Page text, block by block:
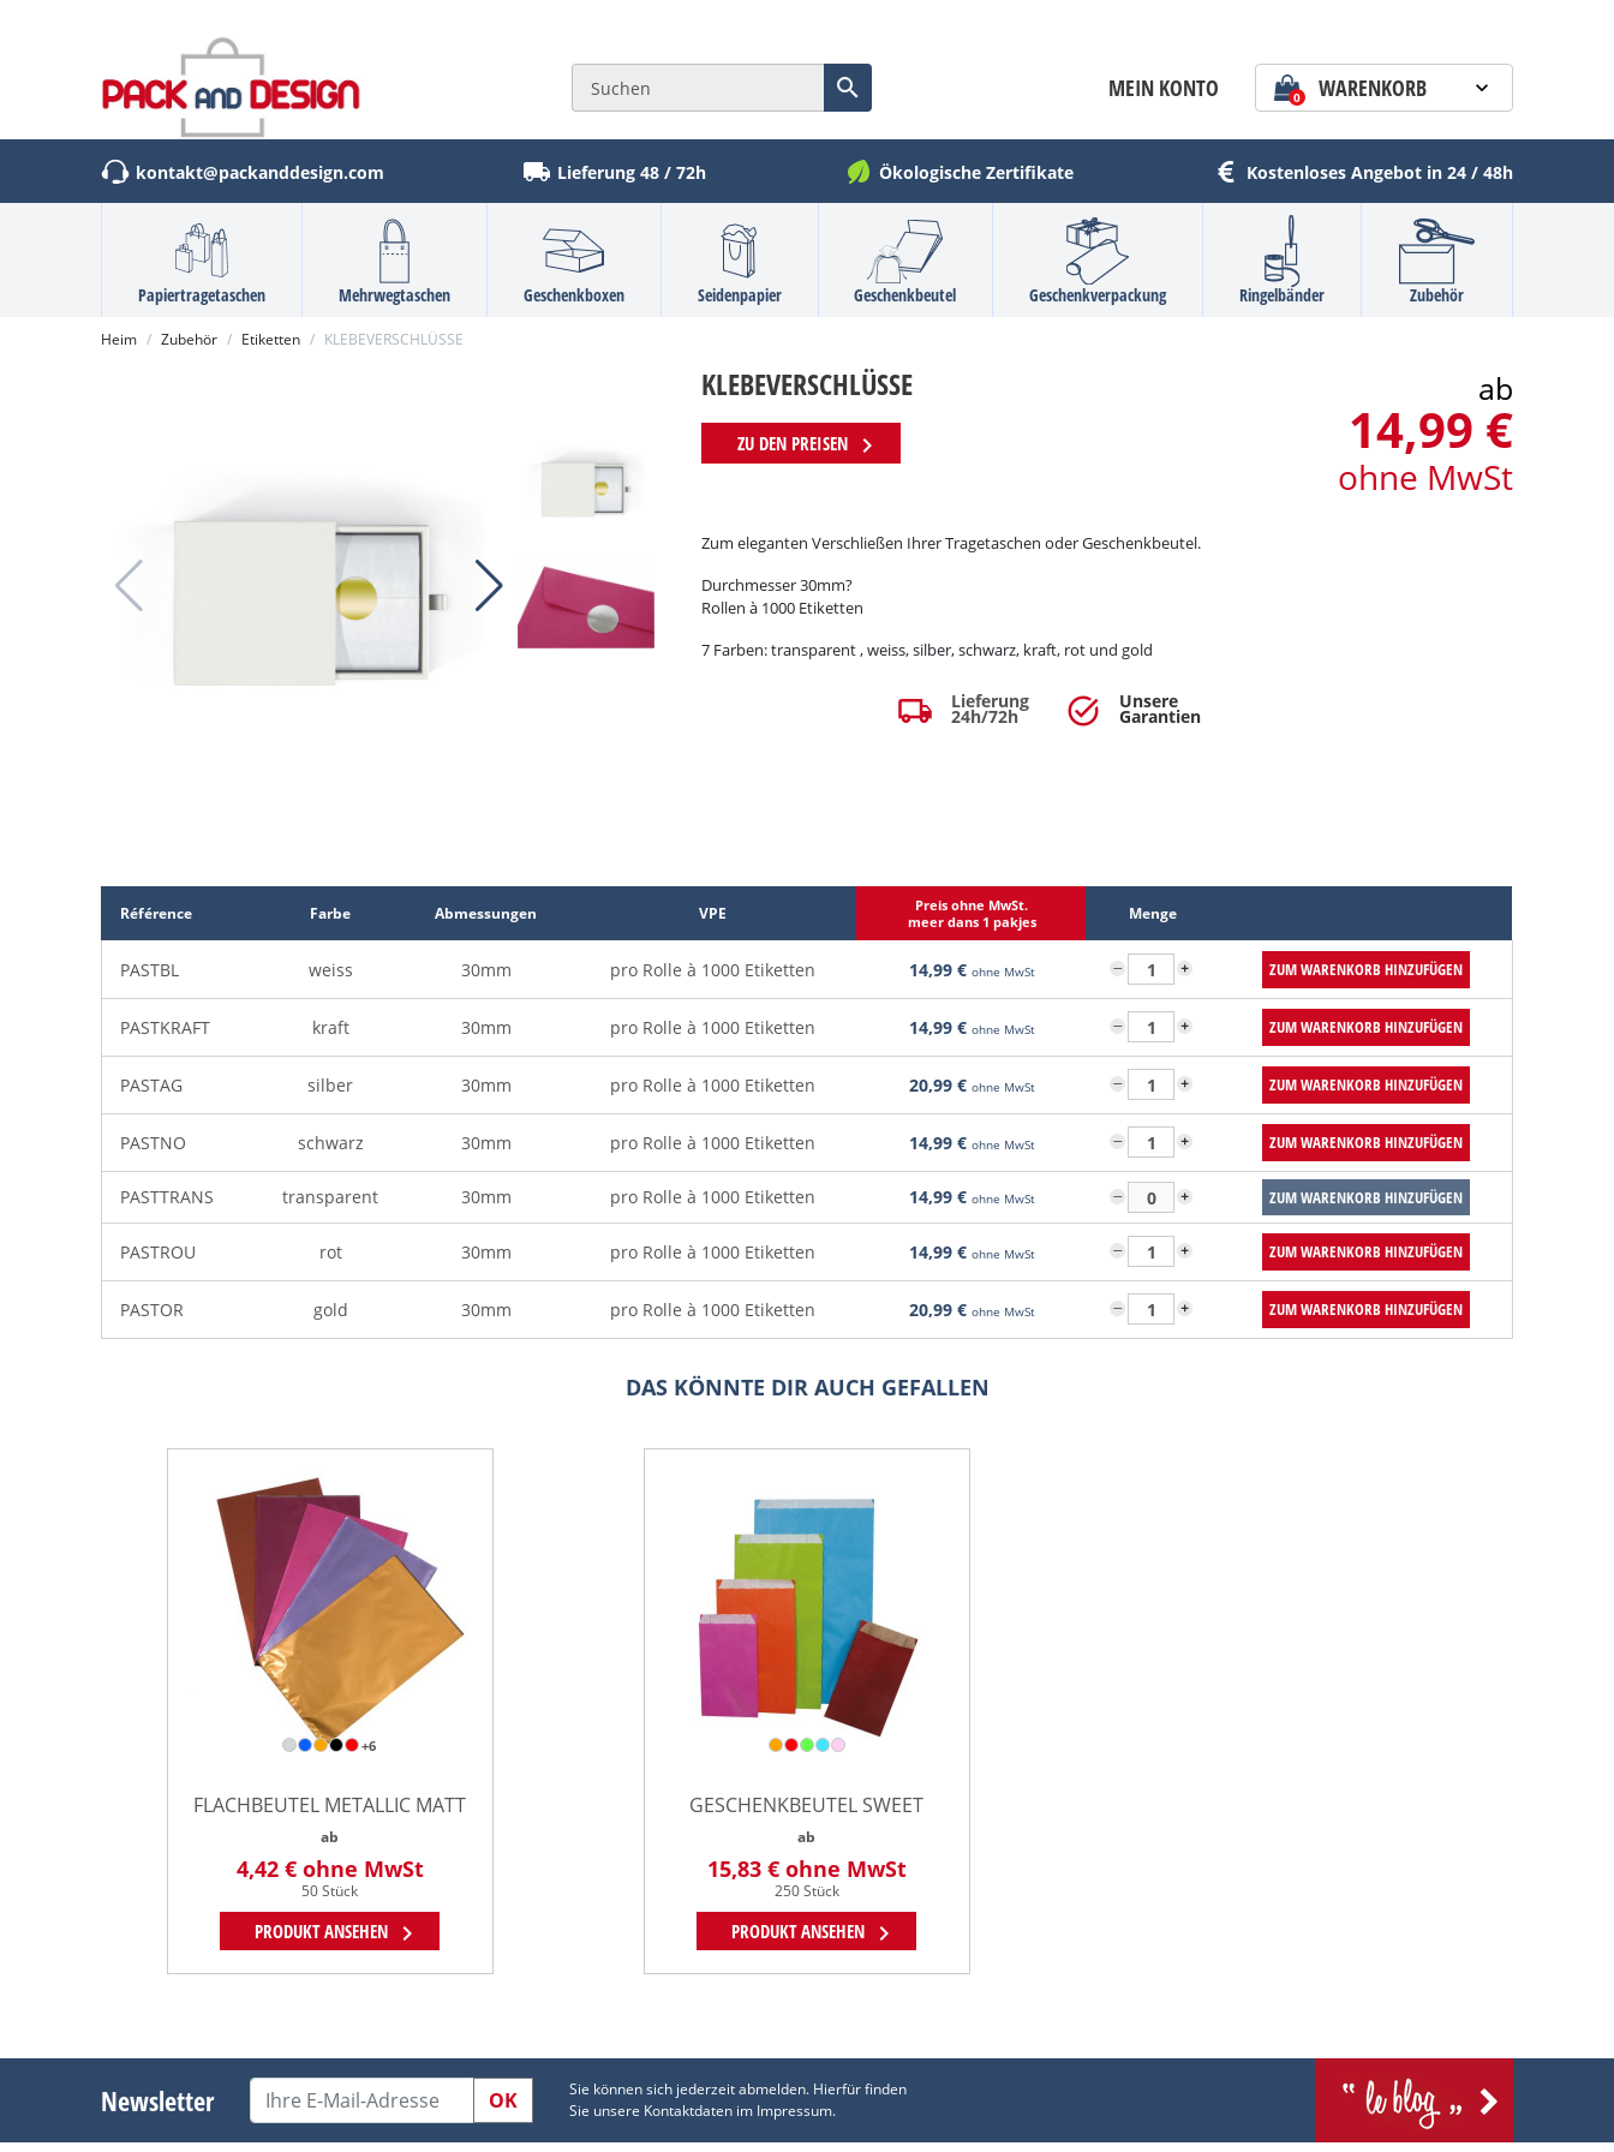
 MEIN KONTO 0 WARENKORB
kontakt@packanddesign.com Lieferung 48 / 72h Ökologische Zertifikate Kostenloses Angebot in 24 / 48h
Papiertragetaschen Mehrwegtaschen Geschenkboxen Seidenpapier Geschenkbeutel Geschenkverpackung Ringelbänder Zubehör
Heim Zubehör Etiketten KLEBEVERSCHLÜSSE
KLEBEVERSCHLÜSSE
ZU DEN PREISEN chevron_right
ab
14,99 €
ohne MwSt
Zum eleganten Verschließen Ihrer Tragetaschen oder Geschenkbeutel.
Durchmesser 30mm?
Rollen à 1000 Etiketten
7 Farben: transparent , weiss, silber, schwarz, kraft, rot und gold
local_shipping Lieferung
24h/72h task_alt Unsere
Garantien
Référence Farbe Abmessungen VPE
Preis ohne MwSt.
meer dans 1 pakjes
Menge
PASTBL weiss 30mm pro Rolle à 1000 Etiketten 14,99 € ohne MwSt ZUM WARENKORB HINZUFÜGEN
PASTKRAFT kraft 30mm pro Rolle à 1000 Etiketten 14,99 € ohne MwSt ZUM WARENKORB HINZUFÜGEN
PASTAG silber 30mm pro Rolle à 1000 Etiketten 20,99 € ohne MwSt ZUM WARENKORB HINZUFÜGEN
PASTNO schwarz 30mm pro Rolle à 1000 Etiketten 14,99 € ohne MwSt ZUM WARENKORB HINZUFÜGEN
PASTTRANS transparent 30mm pro Rolle à 1000 Etiketten 14,99 € ohne MwSt ZUM WARENKORB HINZUFÜGEN
PASTROU rot 30mm pro Rolle à 1000 Etiketten 14,99 € ohne MwSt ZUM WARENKORB HINZUFÜGEN
PASTOR gold 30mm pro Rolle à 1000 Etiketten 20,99 € ohne MwSt ZUM WARENKORB HINZUFÜGEN
DAS KÖNNTE DIR AUCH GEFALLEN
+6
FLACHBEUTEL METALLIC MATT
ab
4,42 € ohne MwSt
50 Stück
PRODUKT ANSEHEN chevron_right
GESCHENKBEUTEL SWEET
ab
15,83 € ohne MwSt
250 Stück
PRODUKT ANSEHEN chevron_right
Newsletter OK
Sie können sich jederzeit abmelden. Hierfür finden
Sie unsere Kontaktdaten im Impressum.